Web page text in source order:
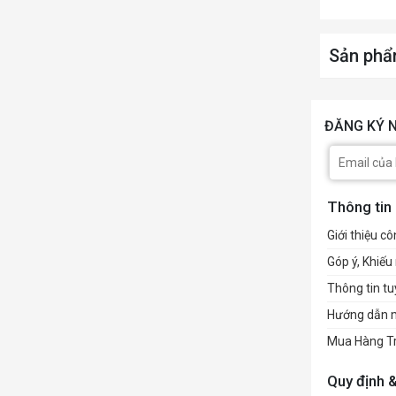
Sản
ĐĂNG KÝ
Thông tin
Giới thiệu
Góp ý, Khiếu
Thông tin
Hướng dẫn
Mua Hàng
Quy định